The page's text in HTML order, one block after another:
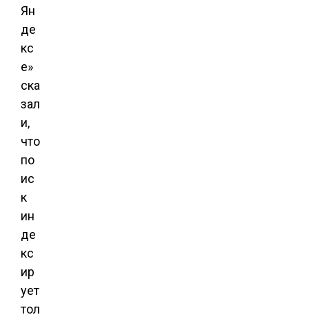
Ян
де
кс
е»
ска
зал
и,
что
по
ис
к
ин
де
кс
ир
ует
тол